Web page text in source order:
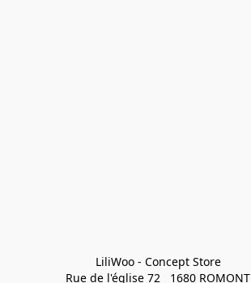
LiliWoo - Concept Store
Rue de l'église 72   1680 ROMONT